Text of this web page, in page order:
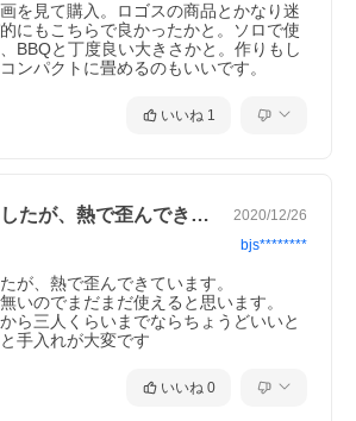
を見て購入。ロゴスの商品とかなり迷
にもこちらで良かったかと。ソロで使
BBQと丁度良い大きさかと。作りもし
ンパクトに畳めるのもいいです。
いいね 1
十回程使用しましたが、熱で歪んできてい… 2020/12/26
bjs********
が、熱で歪んできています。
いのでまだまだ使えると思います。
ら三人くらいまでならちょうどいいと
手入れが大変です
いいね 0